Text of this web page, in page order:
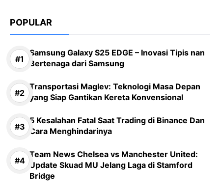
POPULAR
Samsung Galaxy S25 EDGE – Inovasi Tipis nan
Bertenaga dari Samsung
Transportasi Maglev: Teknologi Masa Depan
yang Siap Gantikan Kereta Konvensional
5 Kesalahan Fatal Saat Trading di Binance Dan
Cara Menghindarinya
Team News Chelsea vs Manchester United:
Update Skuad MU Jelang Laga di Stamford
Bridge